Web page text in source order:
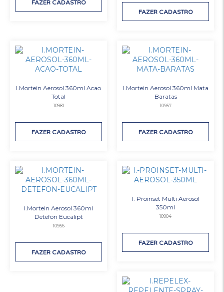
FAZER CADASTRO
FAZER CADASTRO
I.Mortein Aerosol 360ml Acao
Total
10981
FAZER CADASTRO
I.Mortein Aerosol 360ml Mata
Baratas
10957
FAZER CADASTRO
I.Mortein Aerosol 360ml
Detefon Eucalipt
10956
FAZER CADASTRO
I. Proinset Multi Aerosol
350ml
10904
FAZER CADASTRO